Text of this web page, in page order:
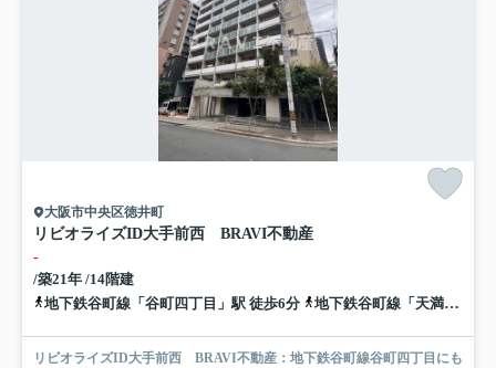
大阪市中央区徳井町
リビオライズID大手前西 BRAVI不動産
-
/築21年 /14階建
地下鉄谷町線「谷町四丁目」駅 徒歩6分
地下鉄谷町線「天満橋」駅 徒歩12分
リビオライズID大手前西 BRAVI不動産：地下鉄谷町線谷町四丁目にも